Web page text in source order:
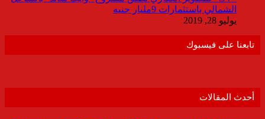
الشمالي باستثمارات 9مليار جنيه
يوليو 28, 2019
تابعنا على فيسبوك
أحدث المقالات